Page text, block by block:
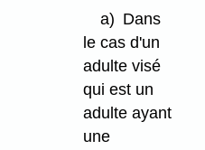
a) Dans
le cas d'un
adulte visé
qui est un
adulte ayant
une